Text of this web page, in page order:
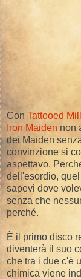
Con Tattooed
Iron Maiden non
dei Maiden
convinzione si
aspettavo.
dell'esordio,
sapevi dove
senza che
perché.
È il primo disco
diventerà il suo
che tra i due c'è
chimica viene